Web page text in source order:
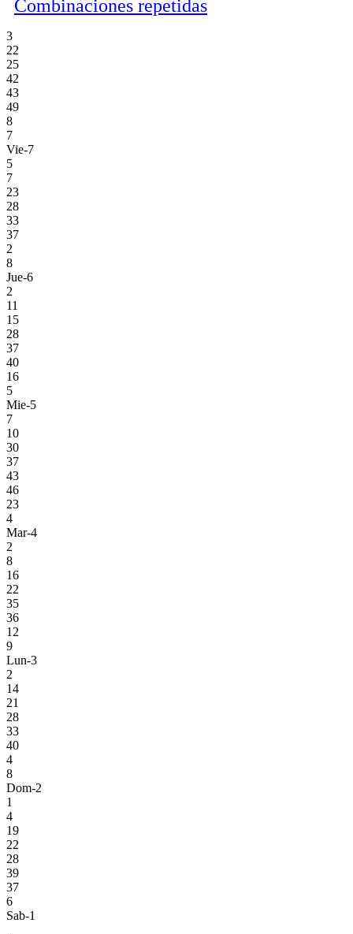
Combinaciones repetidas
3
22
25
42
43
49
8
7
Vie-7
5
7
23
28
33
37
2
8
Jue-6
2
11
15
28
37
40
16
5
Mie-5
7
10
30
37
43
46
23
4
Mar-4
2
8
16
22
35
36
12
9
Lun-3
2
14
21
28
33
40
4
8
Dom-2
1
4
19
22
28
39
37
6
Sab-1